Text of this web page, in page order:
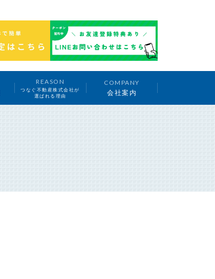
REASON
つなぐ不動産株式会社が
選ばれる理由
COMPANY
会社案内